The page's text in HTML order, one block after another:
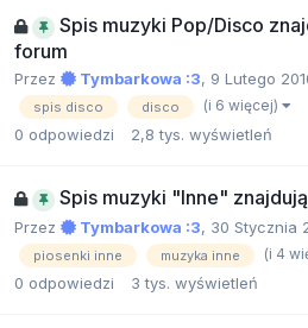
Spis muzyki Pop/Disco
forum
Przez Tymbarkowa :3, 9 Lutego
spis disco disco (i 6 więcej)
0 odpowiedzi 2,8 tys. wyświetleń
Spis muzyki "Inne"
Przez Tymbarkowa :3, 30 Stycznia
piosenki inne muzyka inne (i 4
0 odpowiedzi 3 tys. wyświetleń